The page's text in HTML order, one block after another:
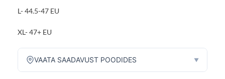
L- 44.5-47 EU
XL- 47+ EU
VAATA SAADAVUST POODIDES ▼